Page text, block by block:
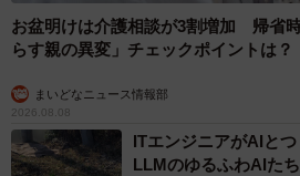
お盆明けは介護相談が3割増加 帰省
らす親の異変」チェックポイントは？
まいどなニュース情報部
2026.08.08
ITエンジニアがAIと
LLMのゆるふわAIた